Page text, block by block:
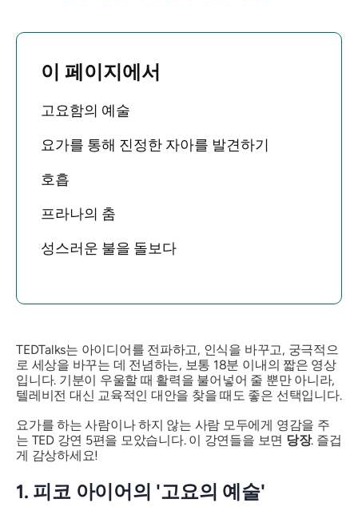
이 페이지에서
고요함의 예술
요가를 통해 진정한 자아를 발견하기
호흡
프라나의 춤
성스러운 불을 돌보다
TEDTalks는 아이디어를 전파하고, 인식을 바꾸고, 궁극적으
로 세상을 바꾸는 데 전념하는, 보통 18분 이내의 짧은 영상
입니다. 기분이 우울할 때 활력을 불어넣어 줄 뿐만 아니라,
텔레비전 대신 교육적인 대안을 찾을 때도 좋은 선택입니다.
요가를 하는 사람이나 하지 않는 사람 모두에게 영감을 주
는 TED 강연 5편을 모았습니다. 이 강연들을 보면 당장. 즐겁
게 감상하세요!
1. 피코 아이어의 '고요의 예술'